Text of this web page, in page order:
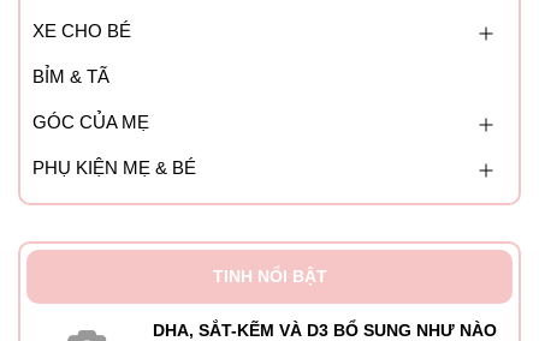
XE CHO BÉ
BỈM & TÃ
GÓC CỦA MẸ
PHỤ KIỆN MẸ & BÉ
TINH NỔI BẬT
DHA, SẮT-KẼM VÀ D3 BỔ SUNG NHƯ NÀO